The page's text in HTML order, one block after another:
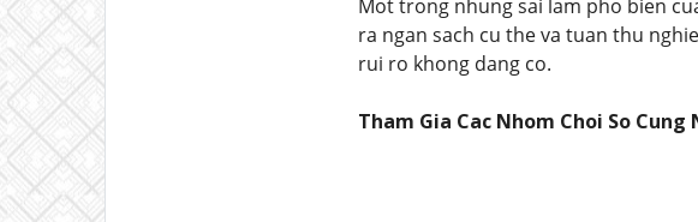
Mot trong nhung sai lam pho bien
ra ngan sach cu the va tuan thu
rui ro khong dang co.
Tham Gia Cac Nhom Choi So Cung